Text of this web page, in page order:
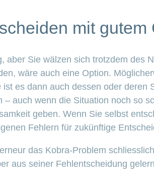
mit gutem
aber Sie wälzen sich trotzdem des
wäre auch eine Option.
es dann auch dessen oder deren
auch wenn die Situation noch so
geben. Wenn Sie selbst
Fehlern für zukünftige
das Kobra-Problem
aus seiner Fehlentscheidung